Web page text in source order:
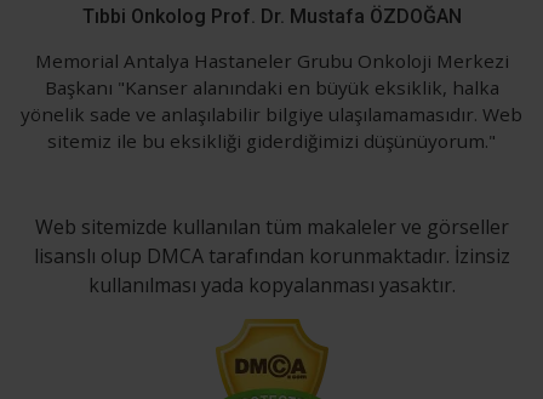
Tıbbi Onkolog Prof. Dr. Mustafa ÖZDOĞAN
Memorial Antalya Hastaneler Grubu Onkoloji Merkezi
Başkanı "Kanser alanındaki en büyük eksiklik, halka
yönelik sade ve anlaşılabilir bilgiye ulaşılamamasıdır. Web
sitemiz ile bu eksikliği giderdiğimizi düşünüyorum."
Web sitemizde kullanılan tüm makaleler ve görseller
lisanslı olup DMCA tarafından korunmaktadır. İzinsiz
kullanılması yada kopyalanması yasaktır.